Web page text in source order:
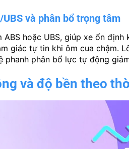
và phân bổ trọng tâm
ABS hoặc UBS, giúp xe ổn
giác tự tin khi ôm cua chậm.
phanh phân bổ lực tự động
và độ bền theo